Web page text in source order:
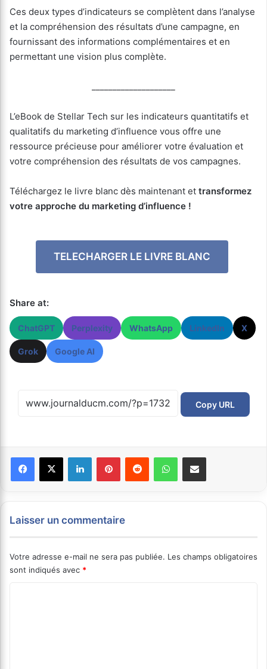
Ces deux types d’indicateurs se complètent dans l’analyse
et la compréhension des résultats d’une campagne, en
fournissant des informations complémentaires et en
permettant une vision plus complète.
L’eBook de Stellar Tech sur les indicateurs quantitatifs et
qualitatifs du marketing d’influence vous offre une
ressource précieuse pour améliorer votre évaluation et
votre compréhension des résultats de vos campagnes.
Téléchargez le livre blanc dès maintenant et transformez
votre approche du marketing d’influence !
TELECHARGER LE LIVRE BLANC
Share at:
ChatGPT Perplexity WhatsApp LinkedIn X
Grok Google AI
Copy URL
Laisser un commentaire
Votre adresse e-mail ne sera pas publiée. Les champs obligatoires
sont indiqués avec *